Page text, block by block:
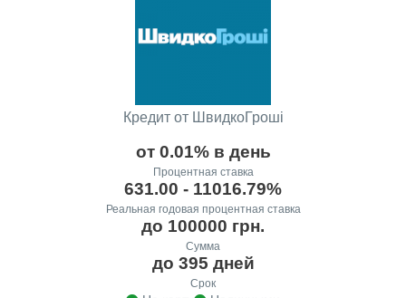
Кредит от ШвидкоГроші
от 0.01% в день
Процентная ставка
631.00 - 11016.79%
Реальная годовая процентная ставка
до 100000 грн.
Сумма
до 395 дней
Срок